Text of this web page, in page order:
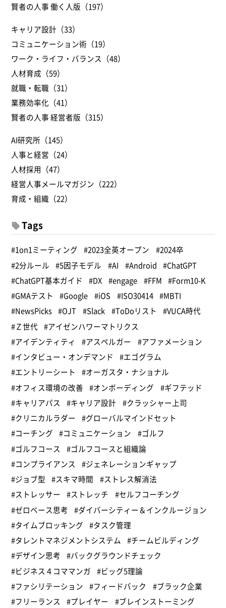
賢者の人事 働く人版（197）
キャリア設計（33）
コミュニケーション術（19）
ワーク・ライフ・バランス（48）
人材育成（59）
就職・転職（31）
業務効率化（41）
賢者の人事 経営者版（315）
AI研究所（145）
人事と経営（24）
人材採用（47）
経営人事メールマガジン（222）
育成・組織（22）
Tags
#1on1ミーティング #2023全英オープン
#2024卒
#2分ルール
#5因子モデル #AI #Android #ChatGPT
#ChatGPT基本ガイド
#DX #engage #FFM #Form10-K
#GMAテスト
#Google #iOS #ISO30414 #MBTI
#NewsPicks #OJT #Slack #ToDoリスト
#VUCA時代
#Ｚ世代
#アイゼンハワーマトリクス
#アイデンティティ
#アスペルガー
#アファメーション
#インタビュー・オンデマンド
#エゴグラム
#エントリーシート
#オーガスタ・ナショナル
#オフィス環境の改善
#オンボーディング
#ギフテッド
#キャリアパス
#キャリア設計
#クラッシャー上司
#クリニカルラダー
#グローバルマインドセット
#コーチング
#コミュニケーション
#ゴルフ
#ゴルフコース
#ゴルフコースと組織論
#コンプライアンス
#ジェネレーションギャップ
#ジョブ型
#スキマ時間
#ストレス解消法
#ストレッサー
#ストレッチ
#セルフコーチング
#ゼロベース思考
#ダイバーシティー＆インクルージョン
#タイムブロッキング
#タスク管理
#タレントマネジメントシステム
#チームビルディング
#デザイン思考
#バックグラウンドチェック
#ビジネス４コママンガ
#ビッグ5理論
#ファシリテーション
#フィードバック
#ブラック企業
#フリーランス
#プレイヤー
#ブレインストーミング